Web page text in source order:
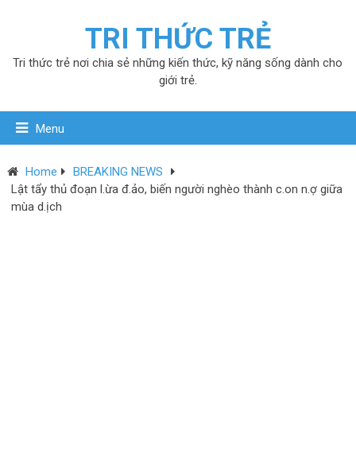
TRI THỨC TRẺ
Tri thức trẻ nơi chia sẻ những kiến thức, kỹ năng sống dành cho
giới trẻ.
Menu
Home
BREAKING NEWS
Lật tẩy thủ đoạn l.ừa đ.ảo, biến người nghèo thành c.on n.ợ giữa
mùa d.ịch